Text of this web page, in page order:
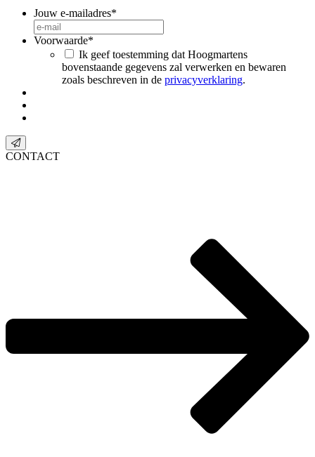
Jouw e-mailadres*
Voorwaarde*
Ik geef toestemming dat Hoogmartens
bovenstaande gegevens zal verwerken en bewaren
zoals beschreven in de privacyverklaring.
CONTACT